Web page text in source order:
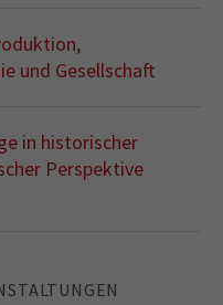
und Gesellschaft
in historischer
Perspektive